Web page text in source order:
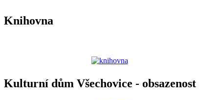
Knihovna
Kulturní dům Všechovice - obsazenost